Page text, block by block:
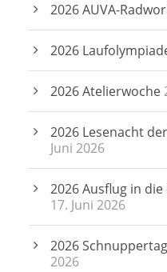
2026 AUVA-
2026
2026 Atelierwoche
2026 Lesenacht
Juni 2026
2026 Ausflug in
17. Juni 2026
2026
2026